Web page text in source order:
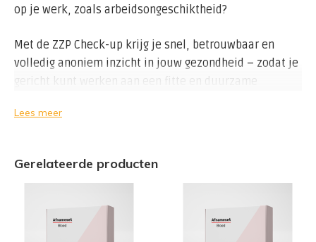
op je werk, zoals arbeidsongeschiktheid?
Met de ZZP Check-up krijg je snel, betrouwbaar en
volledig anoniem inzicht in jouw gezondheid – zodat je
gericht kunt werken aan een fitte en duurzame
Bloedafname mogelijk op meer dan 1000 locaties in
Nederland
minuten)
Lees meer
Gerelateerde producten